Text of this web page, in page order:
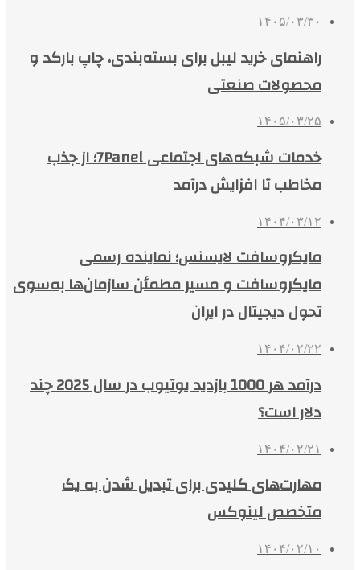
۱۴۰۵/۰۳/۳۰
راهنمای خرید لیبل برای بسته‌بندی، چاپ بارکد و
محصولات صنعتی
۱۴۰۵/۰۳/۲۵
خدمات شبکه‌های اجتماعی 7Panel؛ از جذب
مخاطب تا افزایش درآمد
۱۴۰۴/۰۳/۱۲
مایکروسافت لایسنس؛ نماینده رسمی
مایکروسافت و مسیر مطمئن سازمان‌ها به‌سوی
تحول دیجیتال در ایران
۱۴۰۴/۰۲/۲۲
درآمد هر 1000 بازدید یوتیوب در سال 2025 چند
دلار است؟
۱۴۰۴/۰۲/۲۱
مهارت‌های کلیدی برای تبدیل شدن به یک
متخصص لینوکس
۱۴۰۴/۰۲/۱۰